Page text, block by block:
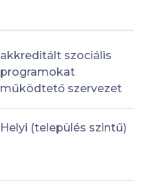
akkreditált szociális
programokat
működtető szervezet
Helyi (település szintű)